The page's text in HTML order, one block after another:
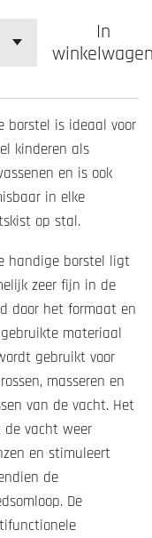
In
borstel is ideaal voor
kinderen als
en is ook
in elke
op stal.
handige borstel ligt
zeer fijn in de
door het formaat en
materiaal
gebruikt voor
masseren en
van de vacht. Het
de vacht weer
en stimuleert
de
De